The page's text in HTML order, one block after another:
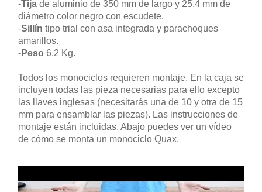
-Tija de aluminio de 350 mm de largo y 25,4 mm de
diámetro color negro con escudete.
-Sillín tipo trial con asa integrada y parachoques
amarillos.
-Peso 6,2 Kg.
Todos los monociclos requieren montaje. En la caja se
incluyen todas las pieza necesarias para ello excepto
las llaves inglesas (necesitarás una de 10 y otra de 15
mm para ensamblar las piezas). Las instrucciones de
montaje están incluidas. Abajo puedes ver un vídeo
de cómo se monta un monociclo Quax.